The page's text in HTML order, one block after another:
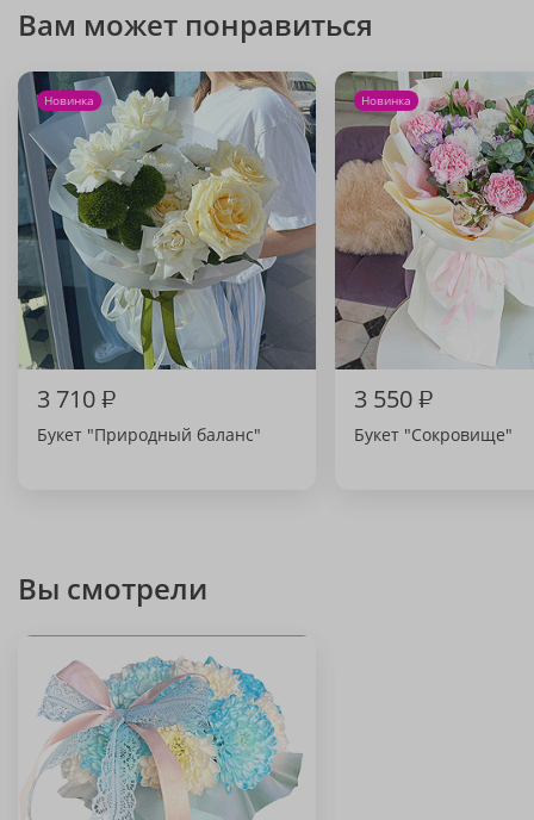
Вам может понравиться
Новинка
3 710₽
Букет "Природный баланс"
Новинка
3 550₽
Букет "Сокровище"
Вы смотрели